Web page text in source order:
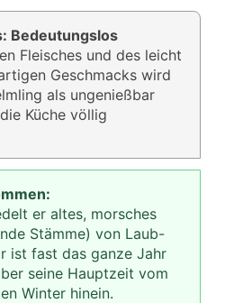
Bedeutungslos
Fleisches und des leicht
Geschmacks wird
als ungenießbar
Küche völlig
er altes, morsches
Stämme) von Laub-
ist fast das ganze Jahr
seine Hauptzeit vom
Winter hinein.